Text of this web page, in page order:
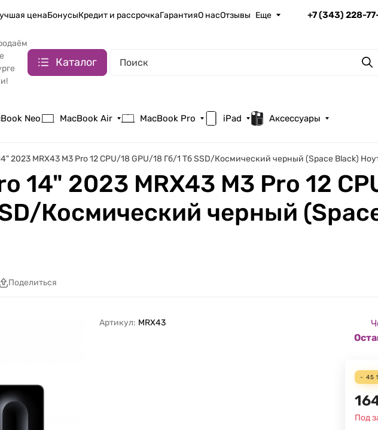
ценаБонусыКредит и рассрочкаГарантияО насОтзывы Еще +7 (343) 228-
Каталог
Neo MacBook Air MacBook Pro iPad Аксессуары
2023 MRX43 M3 Pro 12 CPU/18 GPU/18 Гб/1 Тб SSD/Космический черный (Space Black)
14" 2023 MRX43 M3 Pro 12
Космический черный
Поделиться
Артикул: MRX43
- 45
Под